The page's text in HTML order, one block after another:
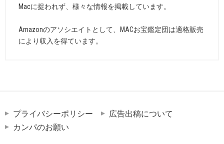
Macに捉われず、様々な情報を掲載しています。
Amazonのアソシエイトとして、MACお宝鑑定団は適格販売
により収入を得ています。
プライバシーポリシー
広告出稿について
カンパのお願い